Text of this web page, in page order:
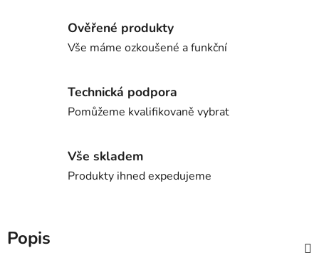
Ověřené produkty
Vše máme ozkoušené a funkční
Technická podpora
Pomůžeme kvalifikovaně vybrat
Vše skladem
Produkty ihned expedujeme
Popis